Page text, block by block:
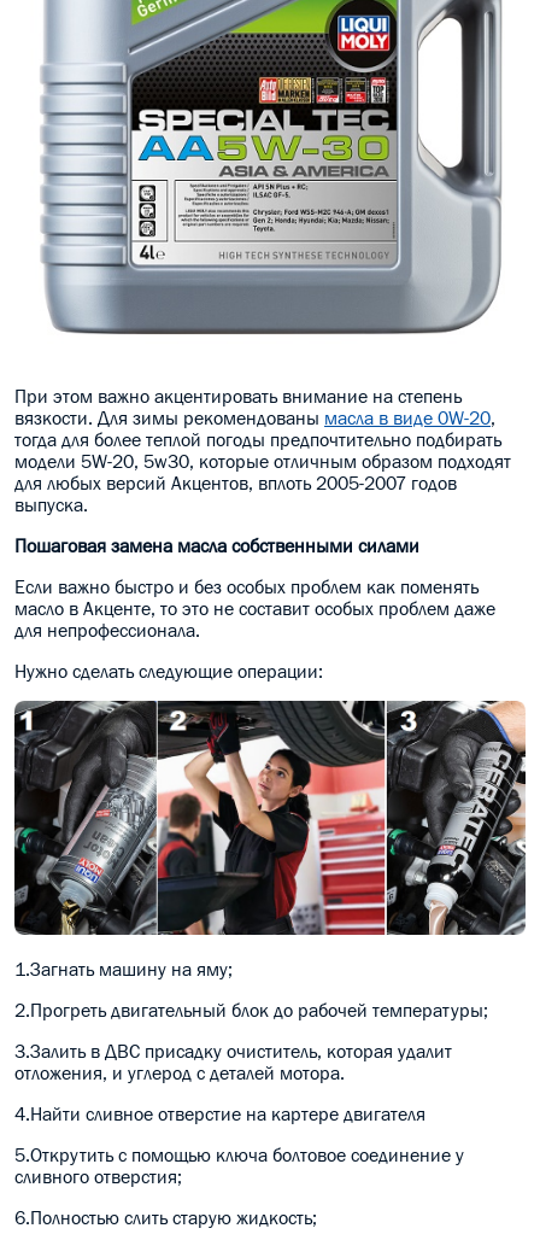
При этом важно акцентировать внимание на степень
вязкости. Для зимы рекомендованы масла в виде 0W-20,
тогда для более теплой погоды предпочтительно подбирать
модели 5W-20, 5w30, которые отличным образом подходят
для любых версий Акцентов, вплоть 2005-2007 годов
выпуска.
Пошаговая замена масла собственными силами
Если важно быстро и без особых проблем как поменять
масло в Акценте, то это не составит особых проблем даже
для непрофессионала.
Нужно сделать следующие операции:
1.Загнать машину на яму;
2.Прогреть двигательный блок до рабочей температуры;
3.Залить в ДВС присадку очиститель, которая удалит
отложения, и углерод с деталей мотора.
4.Найти сливное отверстие на картере двигателя
5.Открутить с помощью ключа болтовое соединение у
сливного отверстия;
6.Полностью слить старую жидкость;